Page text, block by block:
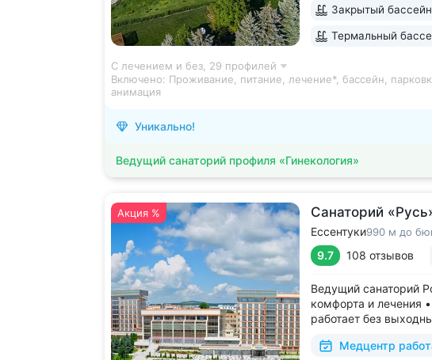
Кавказа» •
Закрытый
Термальный
С лечением и без, 29 профилей
Включено: Проживание, питание, лечение*, бассейн,
анимация
Уникально!
Ведущий санаторий профиля «Гинекология»
Акция % Санаторий
Ессентуки990 м до
9.7 108 отзывов
Ведущий санаторий
комфорта и лечения
работает без
с термотерапией,
Медцентр